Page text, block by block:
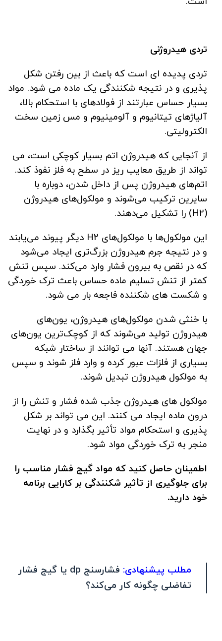
تردی هیدروژنی
تردی پدیده ای است که باعث از بین رفتن شکل
پذیری و در نتیجه شکنندگی یک ماده می شود. مواد
بسیار حساس عبارتند از فولادهای با استحکام بالا،
آلیاژهای تیتانیوم و آلومینیوم و مس زمین سخت
الکترولیتی.
از آنجایی که هیدروژن اتم بسیار کوچکی است، می
تواند از طریق معایب ریز در سطح به فلز نفوذ کند.
اتم‌های هیدروژن پس از داخل شدن، دوباره با
سایرین ترکیب می‌شوند و مولکول‌های هیدروژن
(H2) را تشکیل می‌دهند.
این مولکول‌ها با مولکول‌های H2 دیگر پیوند می‌یابند
و در نتیجه جرم هیدروژن بزرگ‌تری ایجاد می‌شود
که در نقص به بیرون فشار وارد می‌کند. سپس تنش
کمتر از تنش تسلیم ماده حساس باعث ترک خوردگی
و شکست های شکننده فاجعه بار می شود.
با خنثی شدن مولکول‌های هیدروژن، یون‌های
هیدروژن تولید می‌شوند که از کوچک‌ترین یون‌های
جهان هستند. آنها می توانند از ساختار شبکه
بسیاری از فلزات عبور کرده و وارد فلز شوند و سپس
به مولکول هیدروژن تبدیل شوند.
مولکول های هیدروژن جذب شده فشار و تنش را از
درون ماده ایجاد می کنند. این می تواند بر شکل
پذیری و استحکام مواد تأثیر بگذارد و در نهایت
منجر به ترک خوردگی مواد شود.
اطمینان حاصل کنید که مواد گیج فشار مناسب را
برای جلوگیری از تأثیر شکنندگی بر کارایی برنامه
خود دارید.
مطلب پیشنهادی:
فشارسنج dp یا گیج فشار
تفاضلی چگونه کار می‌کند؟